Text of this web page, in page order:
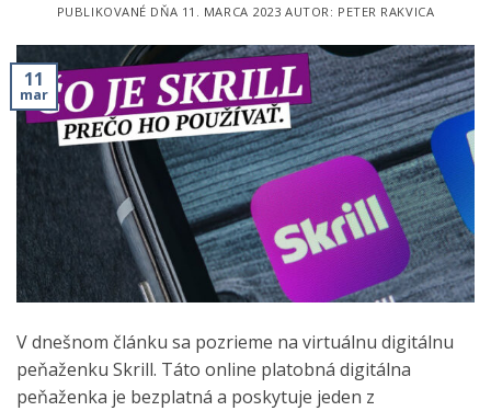
PUBLIKOVANÉ DŇA 11. MARCA 2023 AUTOR: PETER RAKVICA
11
mar
V dnešnom článku sa pozrieme na virtuálnu digitálnu
peňaženku Skrill. Táto online platobná digitálna
peňaženka je bezplatná a poskytuje jeden z